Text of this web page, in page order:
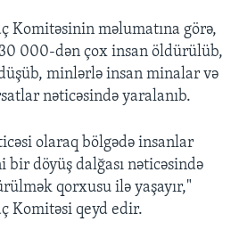
Komitəsinin məlumatına görə,
000-dən çox insan öldürülüb,
minlərlə insan minalar və
nəticəsində yaralanıb.
olaraq bölgədə insanlar
döyüş dalğası nəticəsində
qorxusu ilə yaşayır,"
Komitəsi qeyd edir.